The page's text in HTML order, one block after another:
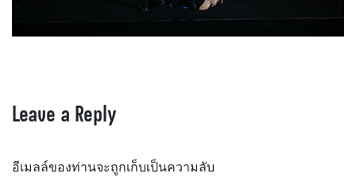
Leave a Reply
อีเมลล์ของท่านจะถูกเก็บเป็นความลับ